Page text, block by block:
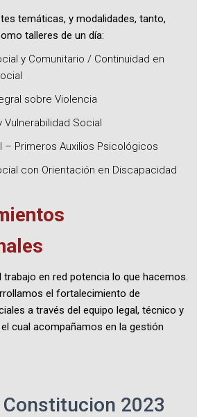
temáticas, y modalidades, tanto,
talleres de un día:
y Comunitario / Continuidad en
sobre Violencia
Vulnerabilidad Social
– Primeros Auxilios Psicológicos
con Orientación en Discapacidad
trabajo en red potencia lo que hacemos.
el fortalecimiento de
a través del equipo legal, técnico y
cual acompañamos en la gestión
2023